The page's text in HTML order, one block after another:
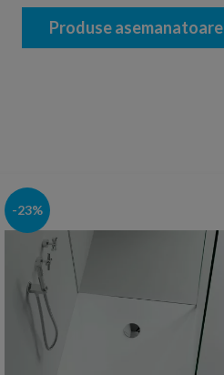
Produse asemanatoare
-23%